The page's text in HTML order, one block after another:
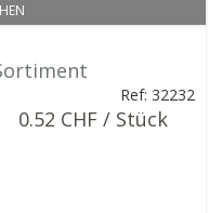
Ref: 32232
0.52 CHF / Stück